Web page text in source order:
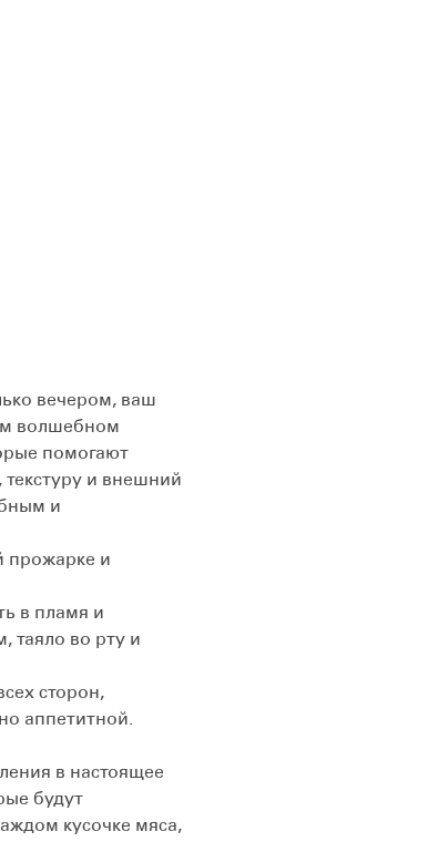
вечером, ваш
волшебном
помогают
текстуру и внешний
и
прожарке и
в пламя и
таяло во рту и
сторон,
аппетитной.
в настоящее
будут
кусочке мяса,